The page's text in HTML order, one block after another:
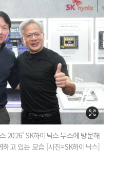
2026' SK하이닉스 부스에 방문해
고 있는 모습 [사진=SK하이닉스]